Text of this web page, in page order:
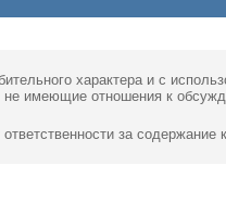
характера и с
не имеющие отношения к
за содержание